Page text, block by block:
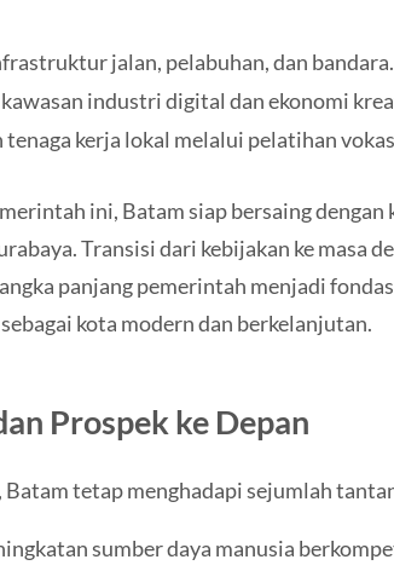
jalan, pelabuhan, dan bandara.
industri digital dan ekonomi
tenaga kerja lokal melalui pelatihan
ini, Batam siap bersaing dengan
Transisi dari kebijakan ke masa
panjang pemerintah menjadi
kota modern dan berkelanjutan.
Prospek ke Depan
tetap menghadapi sejumlah
sumber daya manusia